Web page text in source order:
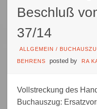
Beschluß
37/14
ALLGEMEIN /
BEHRENS posted by RA
Vollstreckung des
Buchauszug: